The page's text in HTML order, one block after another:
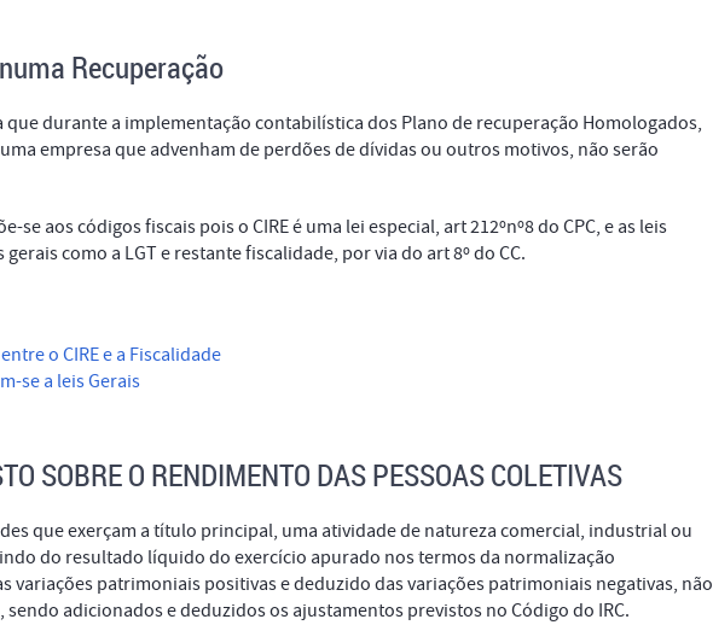
Recuperação
que durante a implementação contabilística dos Plano de recuperação Homologados,
empresa que advenham de perdões de dívidas ou outros motivos, não serão
se aos códigos fiscais pois o CIRE é uma lei especial, art 212ºnº8 do CPC, e as leis
como a LGT e restante fiscalidade, por via do art 8º do CC.
o CIRE e a Fiscalidade
se a leis Gerais
SOBRE O RENDIMENTO DAS PESSOAS COLETIVAS
que exerçam a título principal, uma atividade de natureza comercial, industrial ou
do resultado líquido do exercício apurado nos termos da normalização
variações patrimoniais positivas e deduzido das variações patrimoniais negativas, não
adicionados e deduzidos os ajustamentos previstos no Código do IRC.